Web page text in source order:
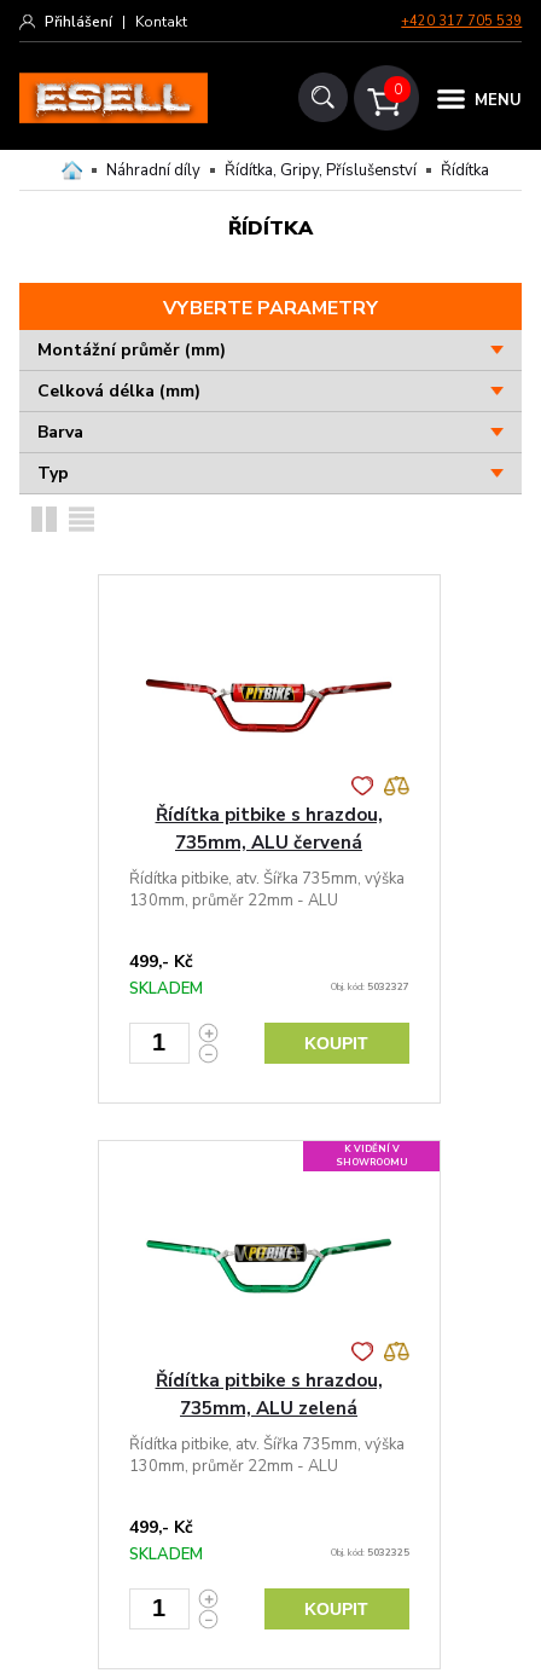
+420 317 705 539
Přihlášení | Kontakt
MENU
0
Náhradní díly Řídítka, Gripy, Příslušenství Řídítka
ŘÍDÍTKA
VYBERTE PARAMETRY
Montážní průměr (mm)
Celková délka (mm)
Barva
Typ
Řídítka pitbike s hrazdou,
735mm, ALU červená
Řídítka pitbike, atv. Šířka 735mm, výška
130mm, průměr 22mm - ALU
499,- Kč
SKLADEM Obj. kód: 5032327
KOUPIT
K VIDĚNÍ V
SHOWROOMU
Řídítka pitbike s hrazdou,
735mm, ALU zelená
Řídítka pitbike, atv. Šířka 735mm, výška
130mm, průměr 22mm - ALU
499,- Kč
SKLADEM Obj. kód: 5032325
KOUPIT